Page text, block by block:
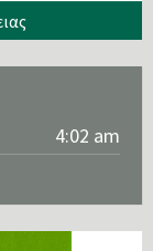
4:02 am